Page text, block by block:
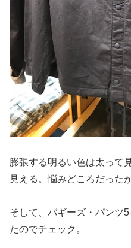
膨張する明るい色は太って
見える。悩みどころだった
そして、バギーズ・パンツ
たのでチェック。